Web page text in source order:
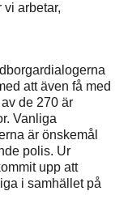
vi arbetar,
att även få med
de 270 är
Vanliga
är önskemål
polis. Ur
upp att
i samhället på